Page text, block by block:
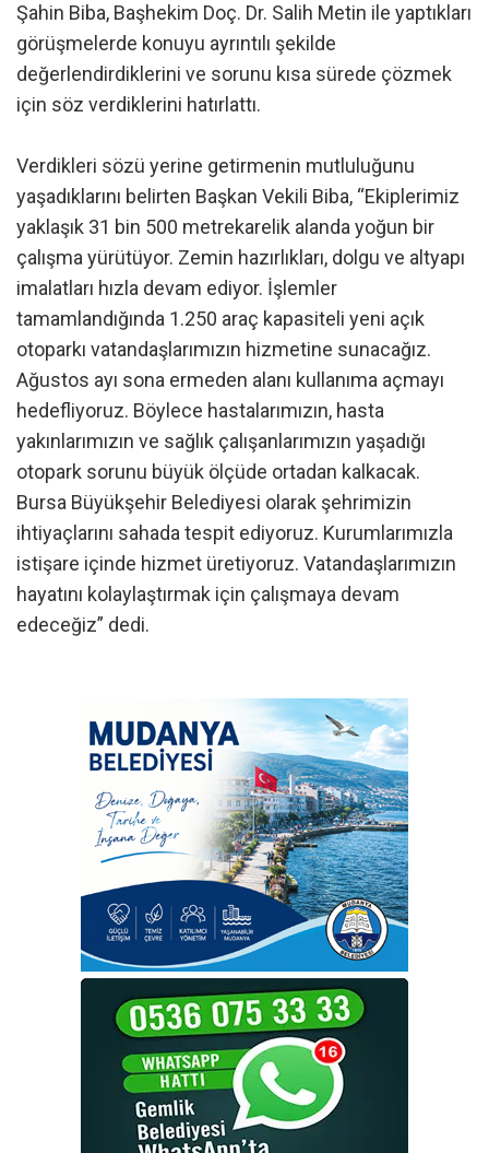
Şahin Biba, Başhekim Doç. Dr. Salih Metin ile yaptıkları
görüşmelerde konuyu ayrıntılı şekilde
değerlendirdiklerini ve sorunu kısa sürede çözmek
için söz verdiklerini hatırlattı.
Verdikleri sözü yerine getirmenin mutluluğunu
yaşadıklarını belirten Başkan Vekili Biba, “Ekiplerimiz
yaklaşık 31 bin 500 metrekarelik alanda yoğun bir
çalışma yürütüyor. Zemin hazırlıkları, dolgu ve altyapı
imalatları hızla devam ediyor. İşlemler
tamamlandığında 1.250 araç kapasiteli yeni açık
otoparkı vatandaşlarımızın hizmetine sunacağız.
Ağustos ayı sona ermeden alanı kullanıma açmayı
hedefliyoruz. Böylece hastalarımızın, hasta
yakınlarımızın ve sağlık çalışanlarımızın yaşadığı
otopark sorunu büyük ölçüde ortadan kalkacak.
Bursa Büyükşehir Belediyesi olarak şehrimizin
ihtiyaçlarını sahada tespit ediyoruz. Kurumlarımızla
istişare içinde hizmet üretiyoruz. Vatandaşlarımızın
hayatını kolaylaştırmak için çalışmaya devam
edeceğiz” dedi.